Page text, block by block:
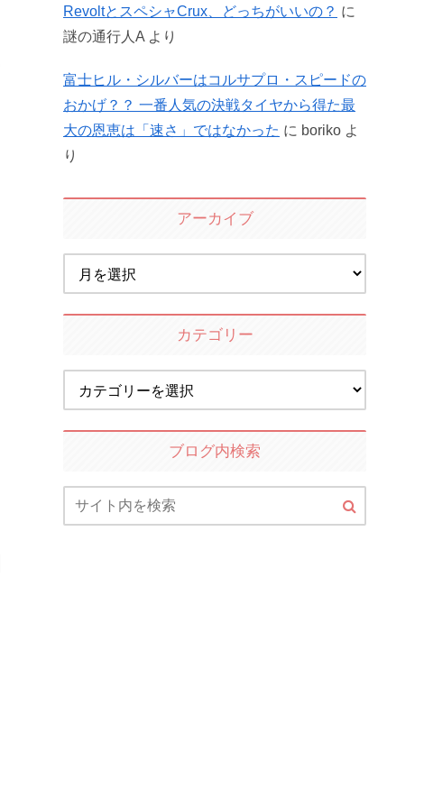
RevoltとスペシャCrux、どっちがいいの？ に
謎の通行人A より
富士ヒル・シルバーはコルサプロ・スピードの
おかげ？？ 一番人気の決戦タイヤから得た最
大の恩恵は「速さ」ではなかった に boriko よ
り
アーカイブ
カテゴリー
ブログ内検索